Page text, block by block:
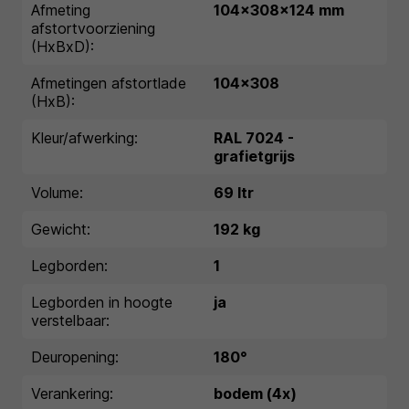
Afmeting
afstortvoorziening
(HxBxD):
104x308x124 mm
Afmetingen afstortlade
(HxB):
104x308
Kleur/afwerking:
RAL 7024 -
grafietgrijs
Volume:
69 ltr
Gewicht:
192 kg
Legborden:
1
Legborden in hoogte
verstelbaar:
ja
Deuropening:
180°
Verankering:
bodem (4x)